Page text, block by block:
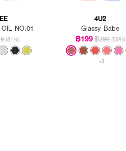
NO.01
(81%)
4U2
Glassy Babe
฿199฿399 (50%)
+3